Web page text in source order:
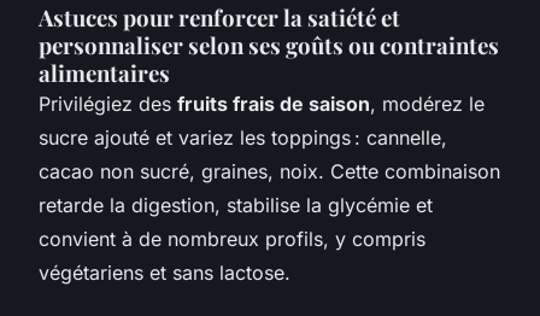
Astuces pour renforcer la satiété et
personnaliser selon ses goûts ou contraintes
alimentaires
Privilégiez des fruits frais de saison, modérez le
sucre ajouté et variez les toppings : cannelle,
cacao non sucré, graines, noix. Cette combinaison
retarde la digestion, stabilise la glycémie et
convient à de nombreux profils, y compris
végétariens et sans lactose.